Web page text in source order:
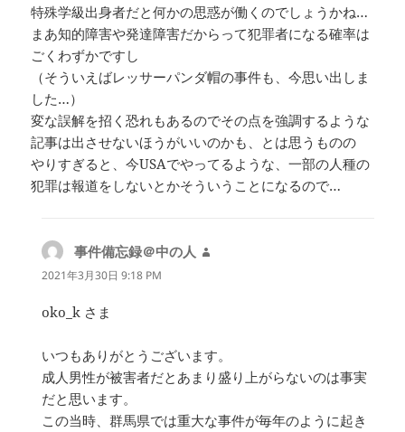
特殊学級出身者だと何かの思惑が働くのでしょうかね…
まあ知的障害や発達障害だからって犯罪者になる確率は
ごくわずかですし
（そういえばレッサーパンダ帽の事件も、今思い出しま
した…）
変な誤解を招く恐れもあるのでその点を強調するような
記事は出させないほうがいいのかも、とは思うものの
やりすぎると、今USAでやってるような、一部の人種の
犯罪は報道をしないとかそういうことになるので…
事件備忘録＠中の人
2021年3月30日 9:18 PM
oko_k さま
いつもありがとうございます。
成人男性が被害者だとあまり盛り上がらないのは事実
だと思います。
この当時、群馬県では重大な事件が毎年のように起き